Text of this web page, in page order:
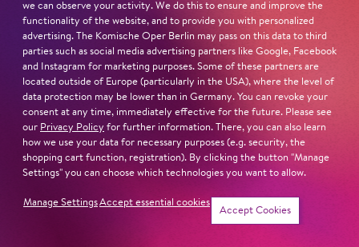
Wenn Sie als Nutzerin oder Nutzer aktuell bei Facebook
angemeldet sind, befindet sich auf Ihrem Endgerät ein
Cookie mit Ihrer Facebook-Kennung. Dadurch ist
Facebook in der Lage nachzuvollziehen, dass Sie diese
Seite aufgesucht und wie Sie sie genutzt haben. Dies gilt
auch für alle anderen Facebook-Seiten. Über in
Webseiten eingebundene Facebook-Buttons ist es
Facebook möglich, Ihre Besuche auf diesen Webseiten
zu erfassen und Ihrem Facebook-Profil zuzuordnen.
Anhand dieser Daten können Inhalte oder Werbung auf
Sie zugeschnitten angeboten werden.
Wenn Sie dies vermeiden möchten, sollten Sie sich bei
we can observe your activity. We do this to ensure and improve the
functionality of the website, and to provide you with personalized
advertising. The Komische Oper Berlin may pass on this data to third
parties such as social media advertising partners like Google, Facebook
and Instagram for marketing purposes. Some of these partners are
located outside of Europe (particularly in the USA), where the level of
data protection may be lower than in Germany. You can revoke your
consent at any time, immediately effective for the future. Please see
our Privacy Policy for further information. There, you can also learn
how we use your data for necessary purposes (e.g. security, the
shopping cart function, registration). By clicking the button "Manage
Settings" you can choose which technologies you want to allow.
Manage SettingsAccept essential cookies
Accept Cookies